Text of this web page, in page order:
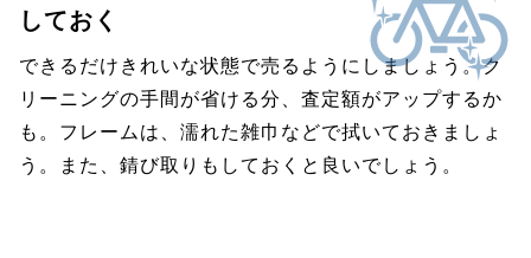
しておく
できるだけきれいな状態で売るようにしましょう。ク
リーニングの手間が省ける分、査定額がアップするか
も。フレームは、濡れた雑巾などで拭いておきましょ
う。また、錆び取りもしておくと良いでしょう。